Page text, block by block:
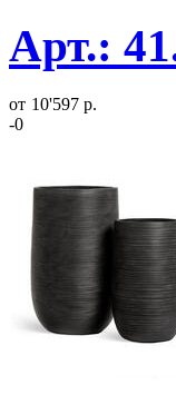
Арт.:
от 10'597 р.
-0